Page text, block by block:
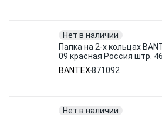
Нет в наличии
Папка на 2-х кольцах
09 красная Россия штр.
4607023142142 871092
BANTEX871092
Нет в наличии